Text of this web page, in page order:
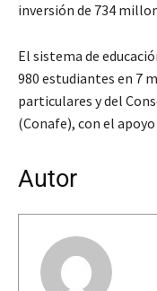
inversión de 734
El sistema de
980 estudiantes en 7
particulares y del
(Conafe), con el
Autor